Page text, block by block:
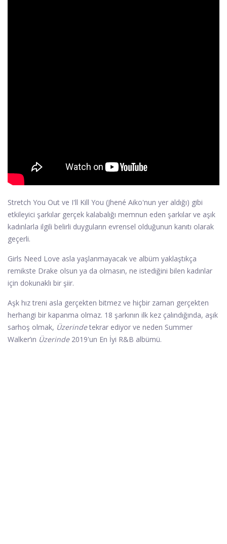
Stretch You Out ve I'll Kill You (Jhené Aiko'nun yer aldığı) gibi
etkileyici şarkılar gerçek kalabalığı memnun eden şarkılar ve aşık
kadınlarla ilgili belirli duyguların evrensel olduğunun kanıtı olarak
geçerli.
Girls Need Love asla yaşlanmayacak ve albüm yaklaştıkça
remikste Drake olsun ya da olmasın, ne istediğini bilen kadınlar
için dokunaklı bir şiir.
Aşk hız treni asla gerçekten bitmez ve hiçbir zaman gerçekten
herhangi bir kapanma olmaz. 18 şarkının ilk kez çalındığında, aşık
sarhoş olmak, Üzerindetekrar ediyor ve neden Summer
Walker’ın Üzerinde2019'un En İyi R&B albümü.